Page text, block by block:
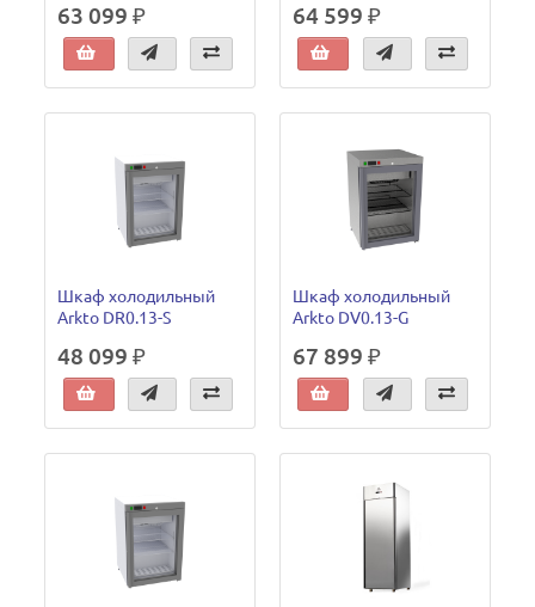
63 099 ₽ 64 599 ₽
Шкаф холодильный
Arkto DR0.13-S
48 099 ₽
Шкаф холодильный
Arkto DV0.13-G
67 899 ₽